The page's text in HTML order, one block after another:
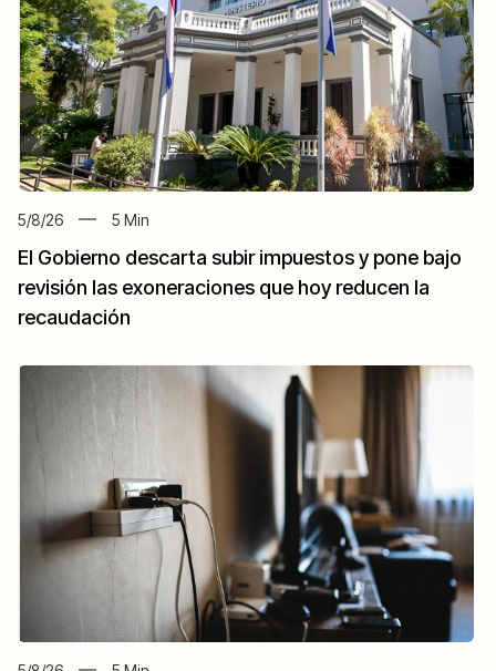
5/8/26 5 Min
El Gobierno descarta subir impuestos y pone bajo
revisión las exoneraciones que hoy reducen la
recaudación